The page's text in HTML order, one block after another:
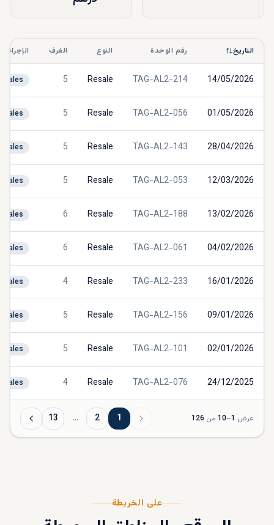
التاريخ رقم الوحدة النوع الغرف الإجراء
14/05/2026
TAG-AL2-214
Resale
5
Sales
01/05/2026
TAG-AL2-056
Resale
5
Sales
28/04/2026
TAG-AL2-143
Resale
5
Sales
12/03/2026
TAG-AL2-053
Resale
5
Sales
13/02/2026
TAG-AL2-188
Resale
6
Sales
04/02/2026
TAG-AL2-061
Resale
6
Sales
16/01/2026
TAG-AL2-233
Resale
4
Sales
09/01/2026
TAG-AL2-156
Resale
5
Sales
02/01/2026
TAG-AL2-101
Resale
5
Sales
24/12/2025
TAG-AL2-076
Resale
4
Sales
عرض 1
–
10 من 126
1
2
…
13
على الخريطة